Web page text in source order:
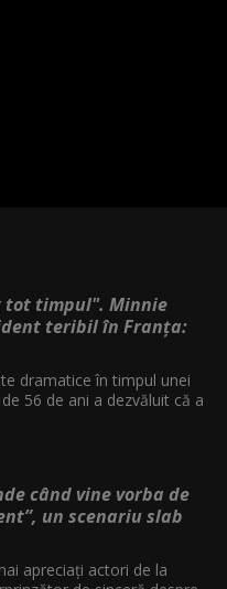
tot timpul". Minnie
teribil în Franța:
dramatice în timpul unei
56 de ani a dezvăluit că a
când vine vorba de
un scenariu slab
apreciați actori de la